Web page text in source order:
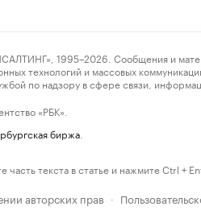
1995–2026. Сообщения и
технологий и массовых
по надзору в сфере связи,
«РБК».
биржа
текста в статье и нажмите Ctrl +
авторских прав ·